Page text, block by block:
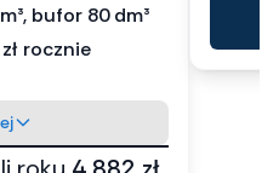
bufor 80 dm³
rocznie